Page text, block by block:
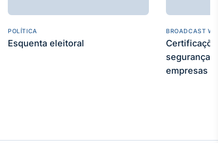
POLÍTICA
Esquenta eleitoral
BROADCAST
segurança
empresas